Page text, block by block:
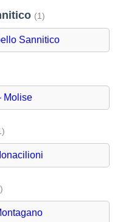
(1)
Sannitico
Molise